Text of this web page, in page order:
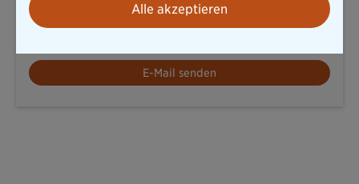
T: 08967878238
E-Mail senden
Alle akzeptieren